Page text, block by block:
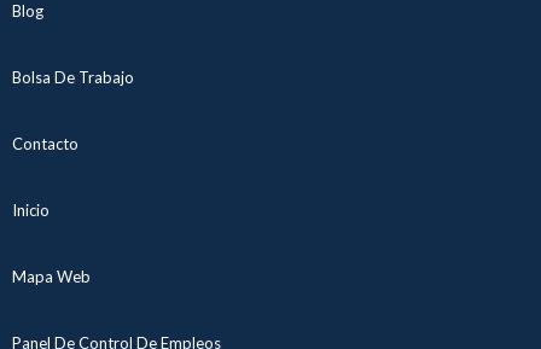
Blog
Bolsa De Trabajo
Contacto
Inicio
Mapa Web
Panel De Control De Empleos